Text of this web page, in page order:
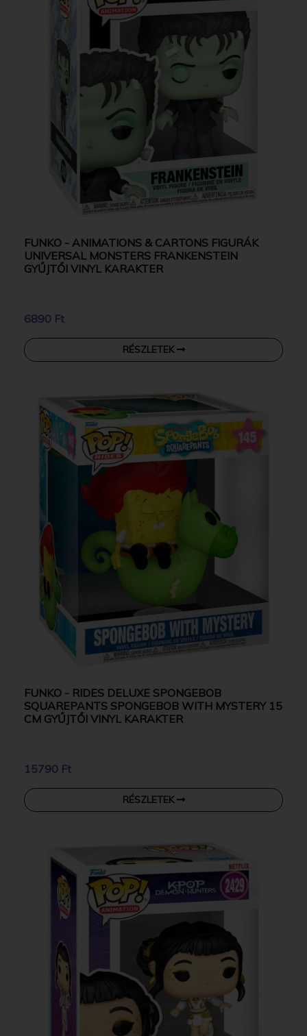
FUNKO - ANIMATIONS & CARTONS FIGURÁK
UNIVERSAL MONSTERS FRANKENSTEIN
GYŰJTŐI VINYL KARAKTER
6890 Ft
RÉSZLETEK
FUNKO - RIDES DELUXE SPONGEBOB
SQUAREPANTS SPONGEBOB WITH MYSTERY 15
CM GYŰJTŐI VINYL KARAKTER
15790 Ft
RÉSZLETEK